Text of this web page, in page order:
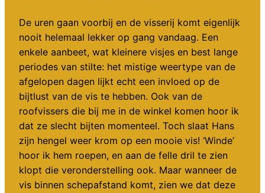
De uren gaan voorbij en de visserij komt eigenlijk
nooit helemaal lekker op gang vandaag. Een
enkele aanbeet, wat kleinere visjes en best lange
periodes van stilte: het mistige weertype van de
afgelopen dagen lijkt echt een invloed op de
bijtlust van de vis te hebben. Ook van de
roofvissers die bij me in de winkel komen hoor ik
dat ze slecht bijten momenteel. Toch slaat Hans
zijn hengel weer krom op een mooie vis! ‘Winde’
hoor ik hem roepen, en aan de felle dril te zien
klopt die veronderstelling ook. Maar wanneer de
vis binnen schepafstand komt, zien we dat deze